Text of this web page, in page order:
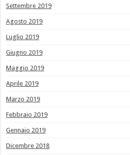
Settembre 2019
Agosto 2019
Luglio 2019
Giugno 2019
Maggio 2019
Aprile 2019
Marzo 2019
Febbraio 2019
Gennaio 2019
Dicembre 2018